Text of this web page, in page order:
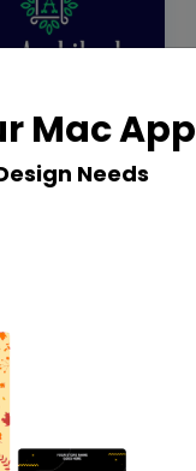
Mac App
Needs